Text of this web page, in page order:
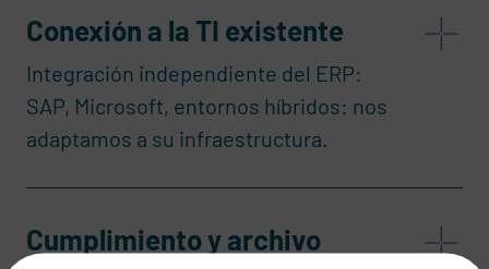
Conexión a la TI existente
Integración independiente del ERP:
SAP, Microsoft, entornos híbridos: nos
adaptamos a su infraestructura.
Cumplimiento y archivo